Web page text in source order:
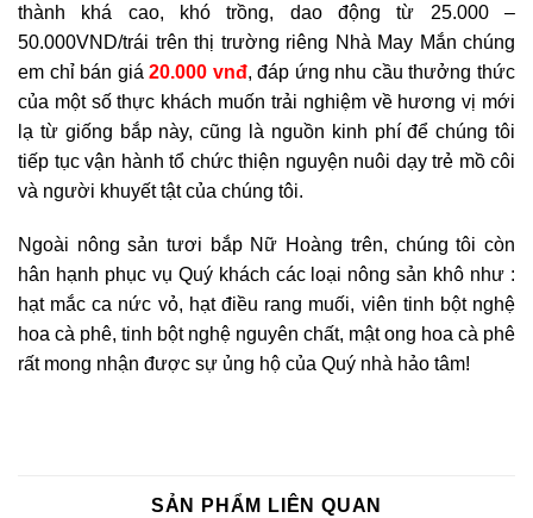
thành khá cao, khó trồng, dao động từ 25.000 –
50.000VND/trái trên thị trường riêng Nhà May Mắn chúng
em chỉ bán giá20.000 vnđ, đáp ứng nhu cầu thưởng thức
của một số thực khách muốn trải nghiệm về hương vị mới
lạ từ giống bắp này, cũng là nguồn kinh phí để chúng tôi
tiếp tục vận hành tổ chức thiện nguyện nuôi dạy trẻ mồ côi
và người khuyết tật của chúng tôi.
Ngoài nông sản tươi bắp Nữ Hoàng trên, chúng tôi còn
hân hạnh phục vụ Quý khách các loại nông sản khô như :
hạt mắc ca nức vỏ, hạt điều rang muối, viên tinh bột nghệ
hoa cà phê, tinh bột nghệ nguyên chất, mật ong hoa cà phê
rất mong nhận được sự ủng hộ của Quý nhà hảo tâm!
SẢN PHẨM LIÊN QUAN